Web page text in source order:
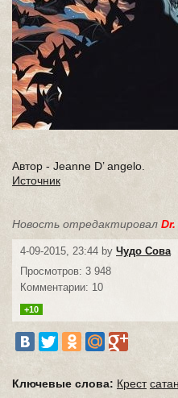
Автор - Jeanne D’ angelo.
Источник
Новость отредактировал
4-09-2015, 23:44 by Чудо Сова
Просмотров: 3 948
Комментарии: 10
+10
Ключевые слова: Крест